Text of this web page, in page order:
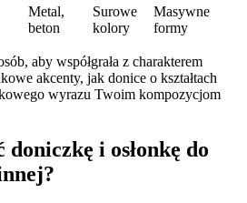
Metal,
beton
Surowe
kolory
Masywne
formy
aby współgrała z charakterem
akcenty, jak donice o kształtach
wyrazu Twoim kompozycjom
i osłonkę do